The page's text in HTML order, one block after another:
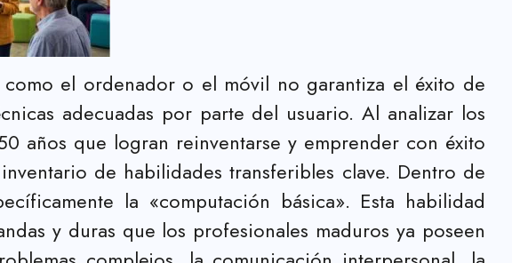
el ordenador o el móvil no garantiza el éxito de
adecuadas por parte del usuario. Al analizar los
años que logran reinventarse y emprender con éxito
de habilidades transferibles clave. Dentro de
la «computación básica». Esta habilidad
y duras que los profesionales maduros ya poseen